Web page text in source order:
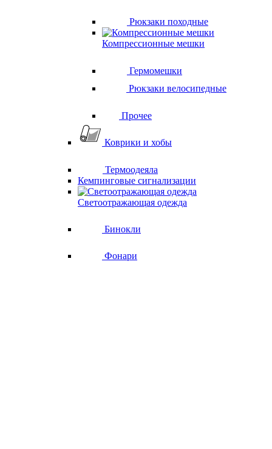
Рюкзаки походные
Компрессионные мешки
Гермомешки
Рюкзаки велосипедные
Прочее
Коврики и хобы
Термоодеяла
Кемпинговые сигнализации
Светоотражающая одежда
Бинокли
Фонари